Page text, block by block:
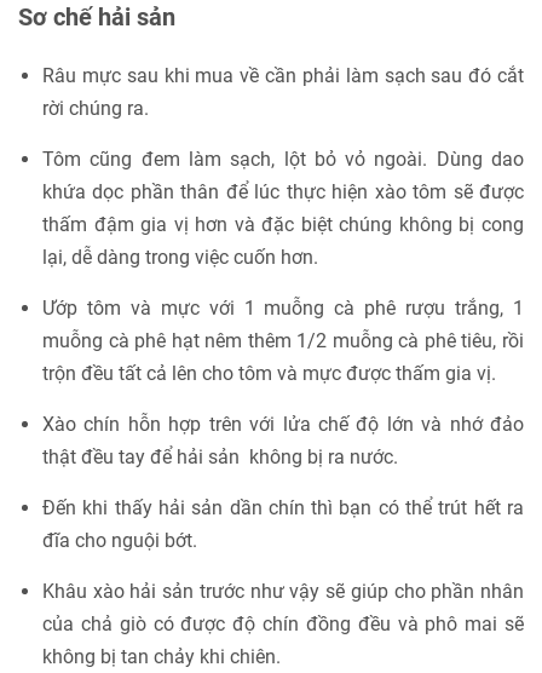
Sơ chế hải sản
Râu mực sau khi mua về cần phải làm sạch sau đó cắt
rời chúng ra.
Tôm cũng đem làm sạch, lột bỏ vỏ ngoài. Dùng dao
khứa dọc phần thân để lúc thực hiện xào tôm sẽ được
thấm đậm gia vị hơn và đặc biệt chúng không bị cong
lại, dễ dàng trong việc cuốn hơn.
Ướp tôm và mực với 1 muỗng cà phê rượu trắng, 1
muỗng cà phê hạt nêm thêm 1/2 muỗng cà phê tiêu, rồi
trộn đều tất cả lên cho tôm và mực được thấm gia vị.
Xào chín hỗn hợp trên với lửa chế độ lớn và nhớ đảo
thật đều tay để hải sản không bị ra nước.
Đến khi thấy hải sản dần chín thì bạn có thể trút hết ra
đĩa cho nguội bớt.
Khâu xào hải sản trước như vậy sẽ giúp cho phần nhân
của chả giò có được độ chín đồng đều và phô mai sẽ
không bị tan chảy khi chiên.